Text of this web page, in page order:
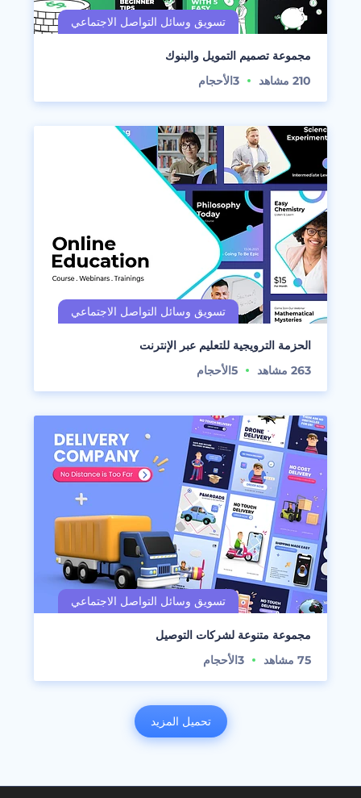
مجموعة تصميم التمويل والبنوك
210 مشاهد 3الأحجام
الحزمة الترويجية للتعليم عبر الإنترنت
263 مشاهد 5الأحجام
مجموعة متنوعة لشركات التوصيل
75 مشاهد 3الأحجام
تحميل المزيد